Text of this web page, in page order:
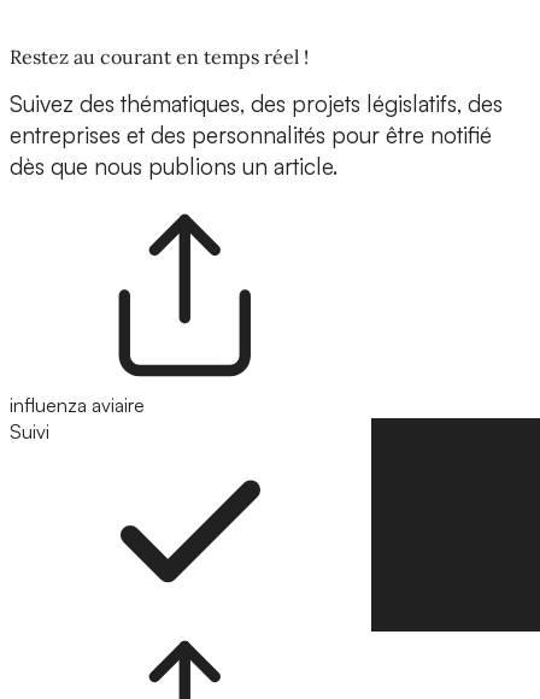
Restez au courant en temps réel !
Suivez des thématiques, des projets législatifs, des
entreprises et des personnalités pour être notifié
dès que nous publions un article.
influenza aviaire
Suivi